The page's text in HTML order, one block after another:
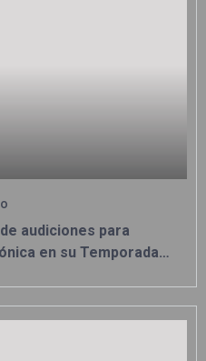
audiciones para
en su Temporada